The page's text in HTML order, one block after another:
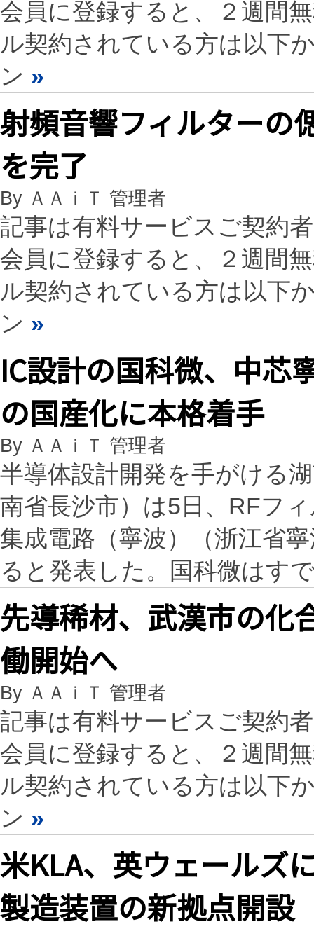
会員に登録すると、２週間
ル契約されている方は以下
ン »
射頻音響フィルターの
を完了
By ＡＡｉＴ 管理者
記事は有料サービスご契約
会員に登録すると、２週間
ル契約されている方は以下
ン »
IC設計の国科微、中芯
の国産化に本格着手
By ＡＡｉＴ 管理者
半導体設計開発を手がける
南省長沙市）は5日、RFフ
集成電路（寧波）（浙江省
ると発表した。国科微はす
先導稀材、武漢市の化
働開始へ
By ＡＡｉＴ 管理者
記事は有料サービスご契約
会員に登録すると、２週間
ル契約されている方は以下
ン »
米KLA、英ウェールズ
製造装置の新拠点開設